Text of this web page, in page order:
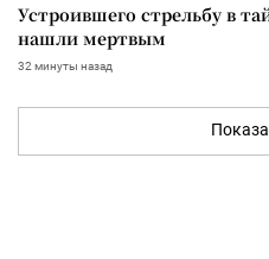
Устроившего стрельбу в
нашли мертвым
32 минуты назад